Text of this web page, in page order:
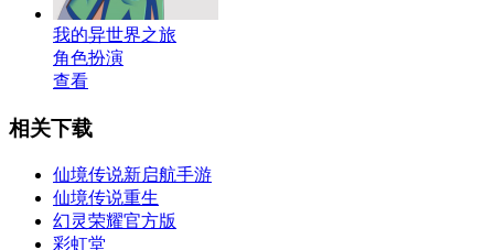
我的异世界之旅
角色扮演
查看
相关下载
仙境传说新启航手游
仙境传说重生
幻灵荣耀官方版
彩虹堂